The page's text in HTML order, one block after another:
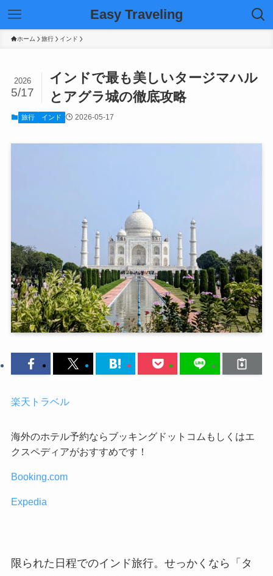
Easy Traveling
ホーム 旅行 インド
インドで最も美しいタージマハル
とアグラ城の徹底攻略
2026
5/17
旅行 インド 2026-05-17
楽天トラベル
海外のホテル予約ならブッキングドットコムもしくはエ
クスペディアがおすすめです！
Booking.com
Expedia
限られた日程でのインド旅行。せっかくなら「タ